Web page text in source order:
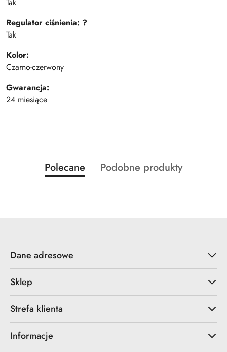
Regulator ciśnienia: ?
Tak
Kolor:
Czarno-czerwony
Gwarancja:
24 miesiące
Pomiń karuzelę produktów
Produkty
o
Polecane
Produkty
Podobne produkty
Dane adresowe
Sklep
Strefa klienta
Informacje